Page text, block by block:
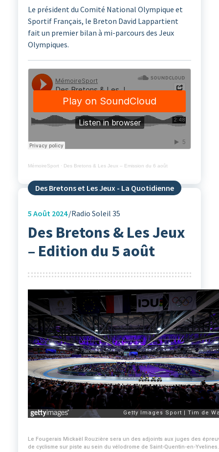
Le président du Comité National Olympique et
Sportif Français, le Breton David Lappartient
fait un premier bilan à mi-parcours des Jeux
Olympiques.
MémoireSport · Des Bretons & Les Jeux – Emission du 6 août
Des Bretons et Les Jeux - La Quotidienne
5 Août 2024 Radio Soleil 35
Des Bretons & Les Jeux
– Edition du 5 août
Le Fougerais Mickaël Rouzière sera un des adjoints aux juges des
de cyclisme sur piste au sein du vélodrome de Saint-Quentin-en-Yvelines.